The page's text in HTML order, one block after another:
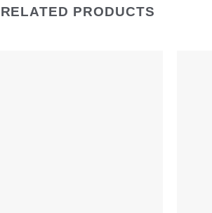
RELATED PRODUCTS